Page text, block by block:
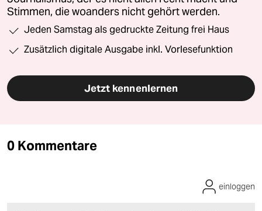
Stimmen, die woanders nicht gehört werden.
Jeden Samstag als gedruckte Zeitung frei Haus
Zusätzlich digitale Ausgabe inkl. Vorlesefunktion
Jetzt kennenlernen
0 Kommentare
einloggen